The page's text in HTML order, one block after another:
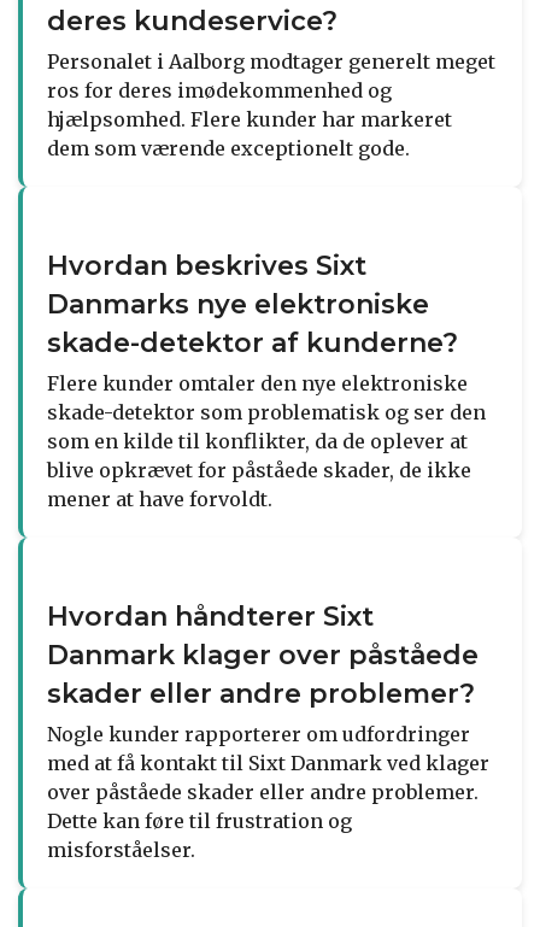
deres kundeservice?
Personalet i Aalborg modtager generelt meget
ros for deres imødekommenhed og
hjælpsomhed. Flere kunder har markeret
dem som værende exceptionelt gode.
Hvordan beskrives Sixt
Danmarks nye elektroniske
skade-detektor af kunderne?
Flere kunder omtaler den nye elektroniske
skade-detektor som problematisk og ser den
som en kilde til konflikter, da de oplever at
blive opkrævet for påståede skader, de ikke
mener at have forvoldt.
Hvordan håndterer Sixt
Danmark klager over påståede
skader eller andre problemer?
Nogle kunder rapporterer om udfordringer
med at få kontakt til Sixt Danmark ved klager
over påståede skader eller andre problemer.
Dette kan føre til frustration og
misforståelser.